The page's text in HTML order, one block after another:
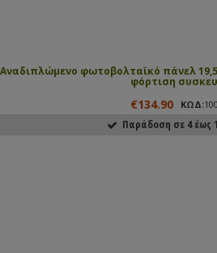
Αναδιπλώμενο φωτοβολταϊκό πάνελ 19,5
φόρτιση
€134.90 ΚΩΔ:
Παράδοση σε 4 έως